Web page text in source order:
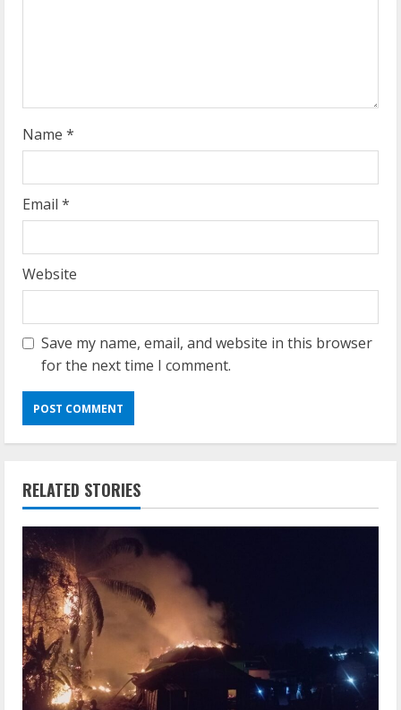
g
Name *
Email *
Website
Save my name, email, and website in this browser
for the next time I comment.
RELATED STORIES